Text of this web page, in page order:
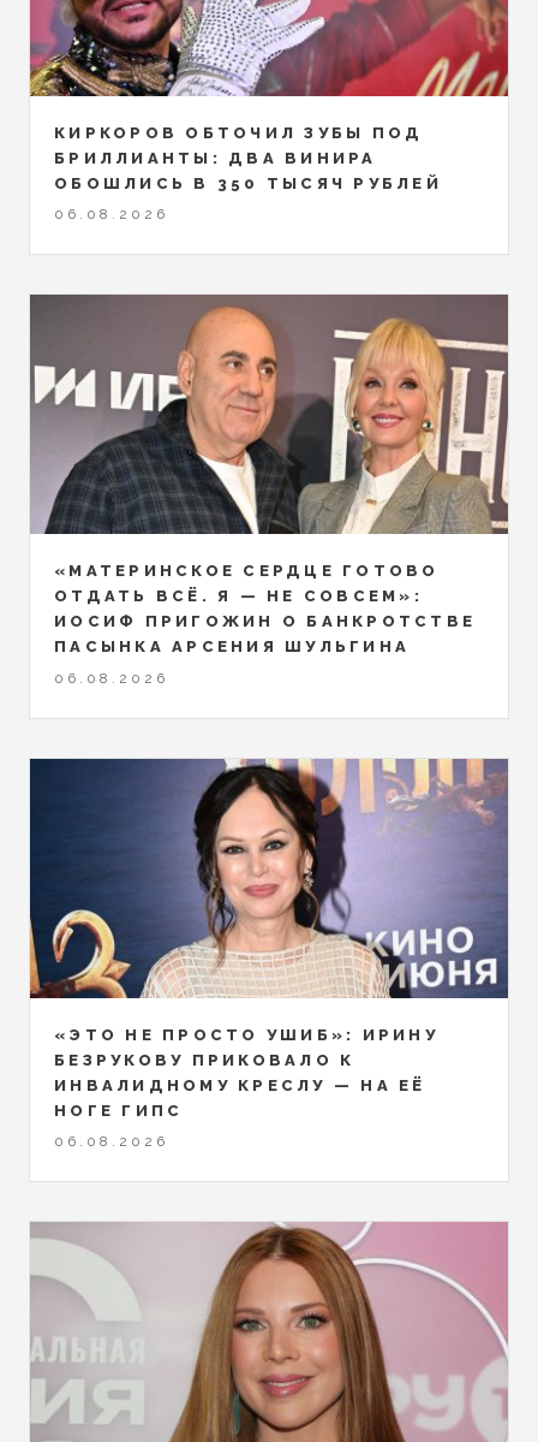
КИРКОРОВ ОБТОЧИЛ ЗУБЫ ПОД
БРИЛЛИАНТЫ: ДВА ВИНИРА
ОБОШЛИСЬ В 350 ТЫСЯЧ РУБЛЕЙ
06.08.2026
«МАТЕРИНСКОЕ СЕРДЦЕ ГОТОВО
ОТДАТЬ ВСЁ. Я — НЕ СОВСЕМ»:
ИОСИФ ПРИГОЖИН О БАНКРОТСТВЕ
ПАСЫНКА АРСЕНИЯ ШУЛЬГИНА
06.08.2026
«ЭТО НЕ ПРОСТО УШИБ»: ИРИНУ
БЕЗРУКОВУ ПРИКОВАЛО К
ИНВАЛИДНОМУ КРЕСЛУ — НА ЕЁ
НОГЕ ГИПС
06.08.2026